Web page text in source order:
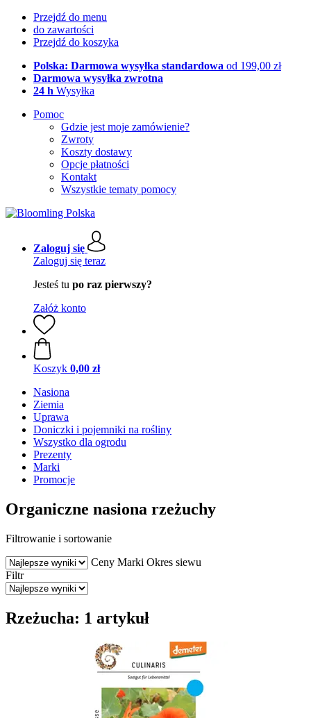
Przejdź do menu
do zawartości
Przejdź do koszyka
Polska: Darmowa wysyłka standardowa od 199,00 zł
Darmowa wysyłka zwrotna
24 h Wysyłka
Pomoc
Gdzie jest moje zamówienie?
Zwroty
Koszty dostawy
Opcje płatności
Kontakt
Wszystkie tematy pomocy
Zaloguj się
Zaloguj się teraz
Jesteś tu po raz pierwszy?
Załóż konto
Koszyk 0,00 zł
Nasiona
Ziemia
Uprawa
Doniczki i pojemniki na rośliny
Wszystko dla ogrodu
Prezenty
Marki
Promocje
Organiczne nasiona rzeżuchy
Filtrowanie i sortowanie
Ceny Marki Okres siewu
Filtr
Rzeżucha: 1 artykuł